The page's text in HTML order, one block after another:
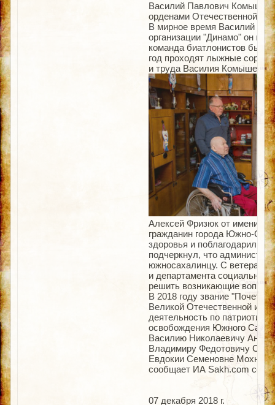
Василий Павлович Комышев
орденами Отечественной
В мирное время Василий
организации "Динамо" он
команда биатлонистов
год проходят лыжные
и труда Василия Комышева.
Алексей Фризюк от имени
гражданин города Южно-
здоровья и поблагодарил за
подчеркнул, что
южносахалинцу. С
и департамента социальной
решить возникающие
В 2018 году звание
Великой Отечественной и
деятельность по
освобождения Южного
Василию Николаевичу
Владимиру Федотовичу
Евдокии Семеновне
сообщает ИА Sakh.com со
07 декабря 2018 г.